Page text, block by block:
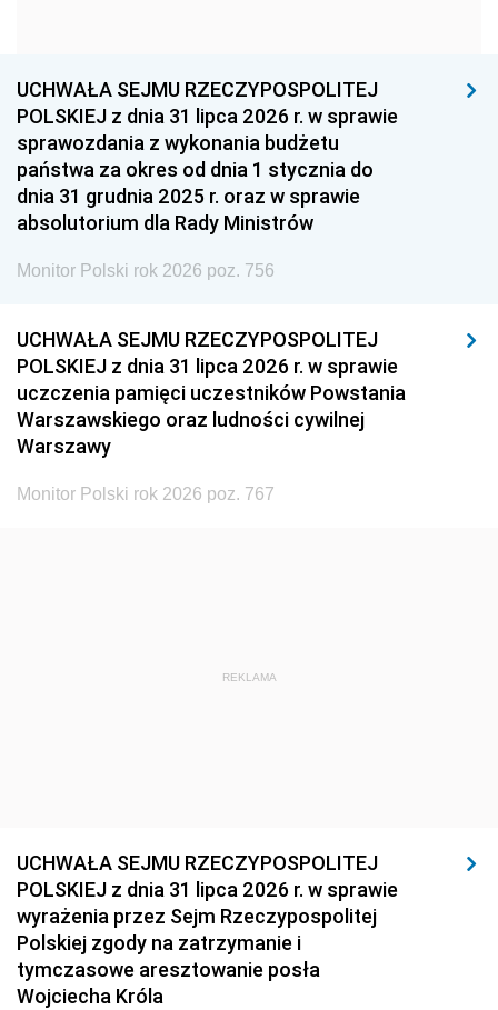
1954 1953 1952
1951 1950
1948 1947 1946
1939 1938
UCHWAŁA SEJMU RZECZYPOSPOLITEJ
POLSKIEJ z dnia 31 lipca 2026 r. w sprawie
sprawozdania z wykonania budżetu
państwa za okres od dnia 1 stycznia do
dnia 31 grudnia 2025 r. oraz w sprawie
absolutorium dla Rady Ministrów
Monitor Polski rok 2026 poz. 756
UCHWAŁA SEJMU RZECZYPOSPOLITEJ
POLSKIEJ z dnia 31 lipca 2026 r. w sprawie
uczczenia pamięci uczestników Powstania
Warszawskiego oraz ludności cywilnej
Warszawy
Monitor Polski rok 2026 poz. 767
REKLAMA
UCHWAŁA SEJMU RZECZYPOSPOLITEJ
POLSKIEJ z dnia 31 lipca 2026 r. w sprawie
wyrażenia przez Sejm Rzeczypospolitej
Polskiej zgody na zatrzymanie i
tymczasowe aresztowanie posła
Wojciecha Króla